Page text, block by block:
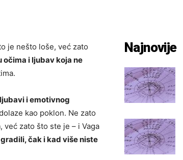
je nešto loše, već zato
očima i ljubav koja ne
i emotivnog
kao poklon. Ne zato
već zato što ste je – i Vaga
čak i kad više niste
Najnovije